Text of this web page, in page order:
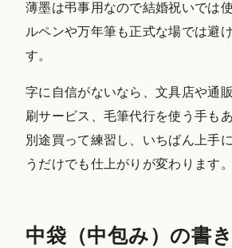
薄墨は弔事用なので結婚祝いでは
ルペンや万年筆も正式な場では避
す。
字に自信がないなら、文具店や通
刷サービス、毛筆代行を使う手も
別途買って練習し、いちばん上手
うだけでも仕上がりが変わります。
中袋（中包み）の書